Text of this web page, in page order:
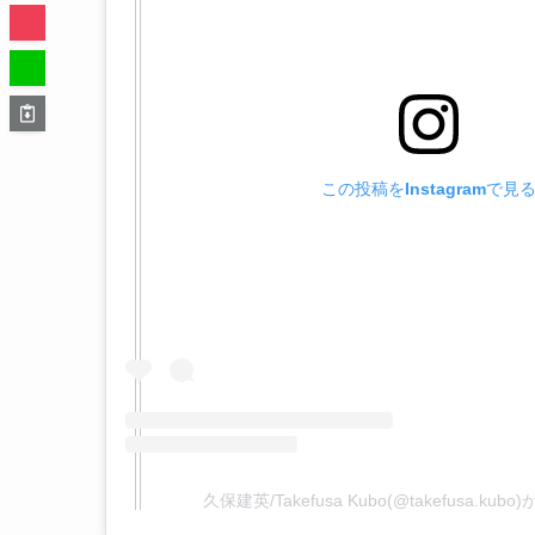
この投稿をInstagramで見る
久保建英/Takefusa Kubo(@takefusa.kubo)